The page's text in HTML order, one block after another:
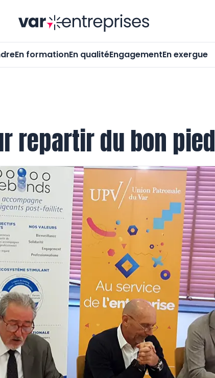
Var-Entreprises
En formationEn qualitéEngagementEn exergue
repartir du bon pied